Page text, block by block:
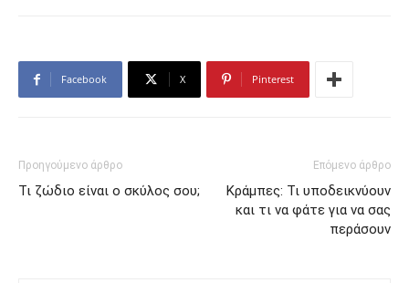
Facebook X Pinterest
Προηγούμενο άρθρο
Τι ζώδιο είναι ο σκύλος σου;
Επόμενο άρθρο
Κράμπες: Τι υποδεικνύουν
και τι να φάτε για να σας
περάσουν